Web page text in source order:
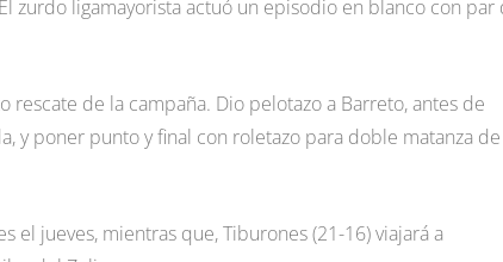
zurdo ligamayorista actuó un episodio en blanco con par
de la campaña. Dio pelotazo a Barreto, antes de
y poner punto y final con roletazo para doble matanza de
el jueves, mientras que, Tiburones (21-16) viajará a